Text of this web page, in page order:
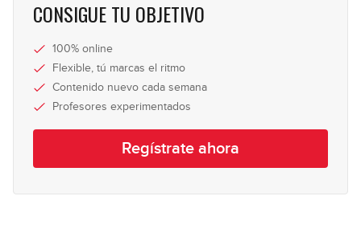
08:52
08:20
07:26
#107: Slap & Fingers en E
CONSIGUE TU OBJETIVO
100% online
Flexible, tú marcas el ritmo
Contenido nuevo cada semana
Profesores experimentados
Regístrate ahora